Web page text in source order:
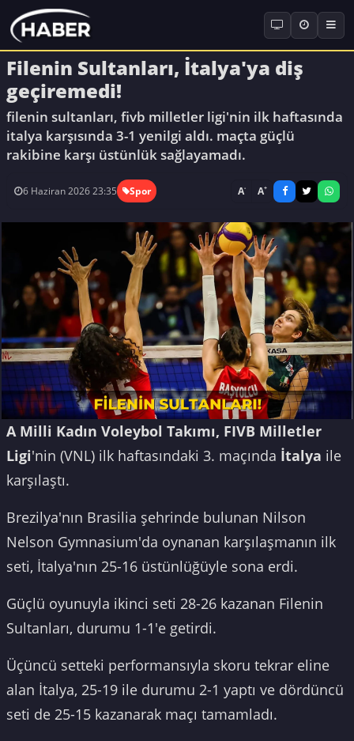
Filenin Sultanları, İtalya'ya diş
geçiremedi!
filenin sultanları, fivb milletler ligi'nin ilk haftasında
italya karşısında 3-1 yenilgi aldı. maçta güçlü
rakibine karşı üstünlük sağlayamadı.
6 Haziran 2026 23:35 Spor A- A+
A Milli Kadın Voleybol Takımı, FIVB Milletler
Ligi'nin (VNL) ilk haftasındaki 3. maçında İtalya ile
karşılaştı.
Brezilya'nın Brasilia şehrinde bulunan Nilson
Nelson Gymnasium'da oynanan karşılaşmanın ilk
seti, İtalya'nın 25-16 üstünlüğüyle sona erdi.
Güçlü oyunuyla ikinci seti 28-26 kazanan Filenin
Sultanları, durumu 1-1'e getirdi.
Üçüncü setteki performansıyla skoru tekrar eline
alan İtalya, 25-19 ile durumu 2-1 yaptı ve dördüncü
seti de 25-15 kazanarak maçı tamamladı.